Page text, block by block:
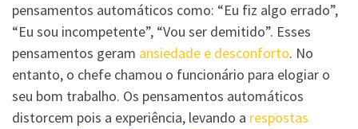
pensamentos automáticos como: “Eu fiz algo errado”,
“Eu sou incompetente”, “Vou ser demitido”. Esses
pensamentos geram ansiedade e desconforto. No
entanto, o chefe chamou o funcionário para elogiar o
seu bom trabalho. Os pensamentos automáticos
distorcem pois a experiência, levando a respostas